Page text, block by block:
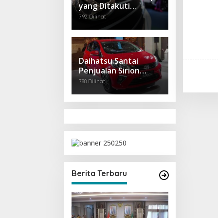
yang Ditakuti
Daihatsu Indonesia?
792 Dilihat
Daihatsu Santai
Penjualan Sirion
Kalah Jauh dari Mobil
788 Dilihat
Berita Terbaru